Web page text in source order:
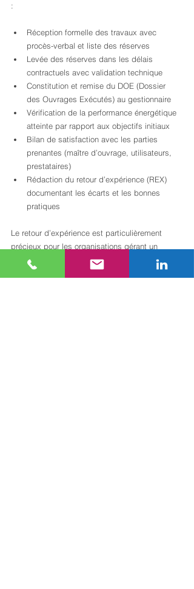
:
Réception formelle des travaux avec
procès-verbal et liste des réserves
Levée des réserves dans les délais
contractuels avec validation technique
Constitution et remise du DOE (Dossier
des Ouvrages Exécutés) au gestionnaire
Vérification de la performance énergétique
atteinte par rapport aux objectifs initiaux
Bilan de satisfaction avec les parties
prenantes (maître d’ouvrage, utilisateurs,
prestataires)
Rédaction du retour d’expérience (REX)
documentant les écarts et les bonnes
pratiques
Le retour d’expérience est particulièrement
précieux pour les organisations gérant un
portefeuille d’actifs. Les conseils de clôture de
projet immobilier
permettent de structurer ce